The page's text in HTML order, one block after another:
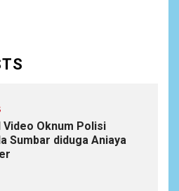
Video Oknum Polisi
Sumbar diduga Aniaya